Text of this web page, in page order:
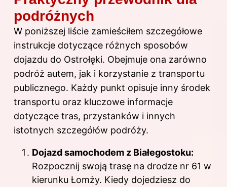
podróżnych
W poniższej liście zamieściłem szczegółowe
instrukcje dotyczące różnych sposobów
dojazdu do Ostrołęki. Obejmuje ona zarówno
podróż autem, jak i korzystanie z transportu
publicznego. Każdy punkt opisuje inny środek
transportu oraz kluczowe informacje
dotyczące tras, przystanków i innych
istotnych szczegółów podróży.
Dojazd samochodem z Białegostoku:
Rozpocznij swoją trasę na drodze nr 61 w
kierunku Łomży. Kiedy dojedziesz do